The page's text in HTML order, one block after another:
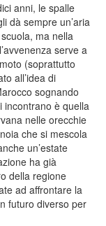
anni, le spalle
dà sempre un’aria
ma nella
serve a
(soprattutto
all’idea di
sognando
incontrano è quella
nelle orecchie
che si mescola
un’estate
ha già
della regione
ad affrontare la
futuro diverso per